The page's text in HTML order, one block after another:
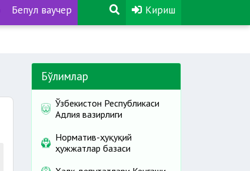
Бепул ваучер Кириш
Бўлимлар
Ўзбекистон Республикаси
Адлия вазирлиги
Норматив-ҳуқуқий
ҳужжатлар базаси